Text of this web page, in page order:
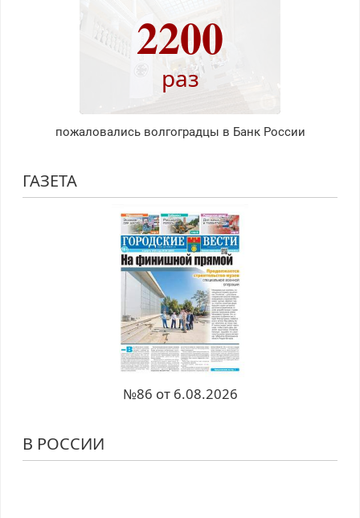
2200
раз
пожаловались волгоградцы в Банк России
ГАЗЕТА
№86 от 6.08.2026
В РОССИИ